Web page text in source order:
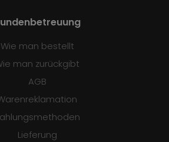
Wie man bestellt
man zurückgibt
AGB
Lieferung